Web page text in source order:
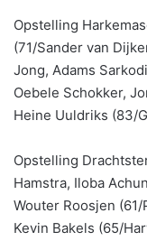
Opstelling
(71/Sander van
Jong, Adams
Oebele Schokker,
Heine Uuldriks (83/
Opstelling
Hamstra, Iloba
Wouter Roosjen
Kevin Bakels (65/